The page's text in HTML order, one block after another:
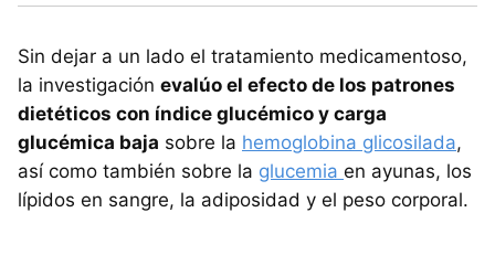
Sin dejar a un lado el tratamiento medicamentoso,
la investigación evalúo el efecto de los patrones
dietéticos con índice glucémico y carga
glucémica baja sobre la hemoglobina glicosilada,
así como también sobre la glucemia en ayunas, los
lípidos en sangre, la adiposidad y el peso corporal.